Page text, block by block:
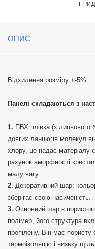
ОПИС
Відхилення розміру +-5%
Панелі складаються з
ПВХ плівка (з лицьового
довгих ланцюгів молекул
хлору, це надає матеріалу
рахунок аморфності
малу вагу.
Декоративний шар:
зберігає свою насиченість.
Основний шар з
полімер, його структура
пропілену. Він має
термоізоляцію і низьку